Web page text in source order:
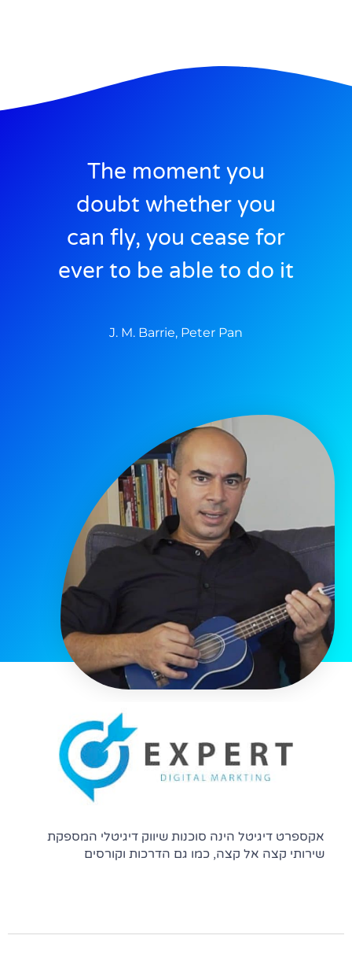
The moment you
doubt whether you
can fly, you cease for
ever to be able to do it
J. M. Barrie, Peter Pan
אקספרט דיגיטל הינה סוכנות שיווק דיגיטלי המספקת
שירותי קצה אל קצה, כמו גם הדרכות וקורסים